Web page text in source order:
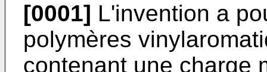
[0001] L'invention a
polymères
contenant une charge